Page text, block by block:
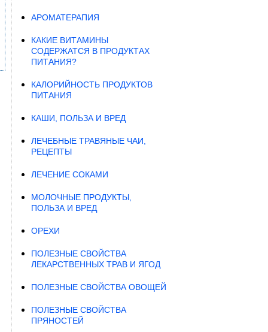
АРОМАТЕРАПИЯ
КАКИЕ ВИТАМИНЫ
СОДЕРЖАТСЯ В ПРОДУКТАХ
ПИТАНИЯ?
КАЛОРИЙНОСТЬ ПРОДУКТОВ
ПИТАНИЯ
КАШИ, ПОЛЬЗА И ВРЕД
ЛЕЧЕБНЫЕ ТРАВЯНЫЕ ЧАИ,
РЕЦЕПТЫ
ЛЕЧЕНИЕ СОКАМИ
МОЛОЧНЫЕ ПРОДУКТЫ,
ПОЛЬЗА И ВРЕД
ОРЕХИ
ПОЛЕЗНЫЕ СВОЙСТВА
ЛЕКАРСТВЕННЫХ ТРАВ И ЯГОД
ПОЛЕЗНЫЕ СВОЙСТВА ОВОЩЕЙ
ПОЛЕЗНЫЕ СВОЙСТВА
ПРЯНОСТЕЙ